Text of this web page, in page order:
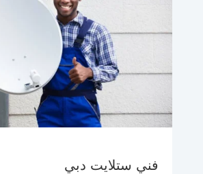
فني ستلايت دبي